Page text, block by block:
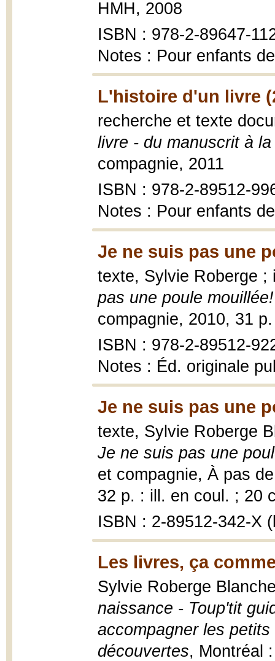
HMH, 2008
ISBN : 978-2-89647-
Notes : Pour enfants
L'histoire d'un livre
recherche et texte
livre - du manuscrit à
compagnie, 2011
ISBN : 978-2-89512-
Notes : Pour enfants
Je ne suis pas une
texte, Sylvie Roberge
pas une poule mouillée!
compagnie, 2010, 31
ISBN : 978-2-89512-
Notes : Éd. originale
Je ne suis pas une
texte, Sylvie Roberge
Je ne suis pas une
et compagnie, À pas
32 p. : ill. en coul. ; 20
ISBN : 2-89512-342-X
Les livres, ça
Sylvie Roberge
naissance - Toup'tit
accompagner les
découvertes, Montréal